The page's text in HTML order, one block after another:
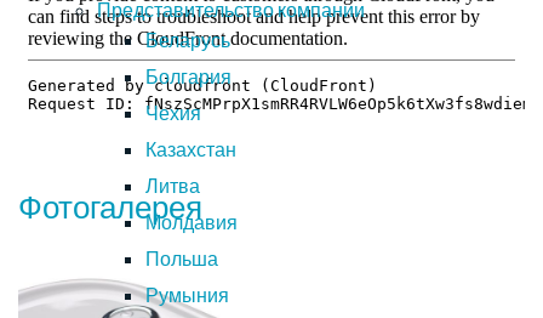
Представительство компании
Беларусь
Болгария
Чехия
Казахстан
Литва
Молдавия
Польша
Румыния
Фотогалерея